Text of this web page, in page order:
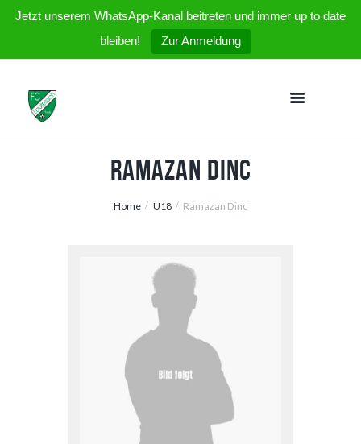
Jetzt unserem WhatsApp-Kanal beitreten und immer up to date
bleiben!
Zur Anmeldung
Ramazan Dinc
Home U18 Ramazan Dinc